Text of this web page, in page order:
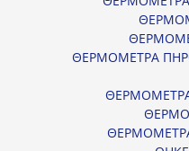
ΘΕΡΜΟΜΕΤΡΑ